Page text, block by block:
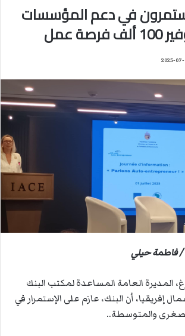
في دعم المؤسسات
عمل
2025-07-
/ فاطمة حيلي
المديرة العامة المساعدة لمكتب البنك
إفريقيا، أن البنك، عازم على الإستمرار في
والمتوسطة..